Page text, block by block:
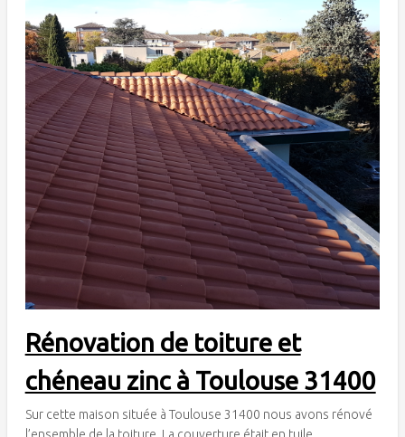
Rénovation de toiture et
chéneau zinc à Toulouse 31400
Sur cette maison située à Toulouse 31400 nous avons rénové
l’ensemble de la toiture. La couverture était en tuile